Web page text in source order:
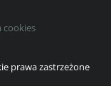
cookies
prawa zastrzeżone